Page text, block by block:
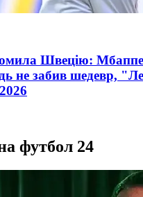
Швецію: Мбаппе
не забив шедевр,
футбол 24